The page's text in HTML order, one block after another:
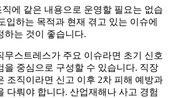
에 같은 내용으로 운영할 필요는 없습
입하는 목적과 현재 겪고 있는 이슈에
하는 것이 좋습니다.
무스트레스가 주요 이슈라면 초기 신호
을 중심으로 구성할 수 있습니다. 직장
조직이라면 신고 이후 2차 피해 예방과
다뤄야 합니다. 산업재해나 사고 경험